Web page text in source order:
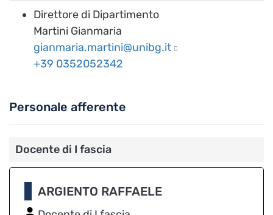
Direttore di Dipartimento
Martini Gianmaria
gianmaria.martini@unibg.it
0352052342
Personale afferente
Docente di I fascia
ARGIENTO RAFFAELE